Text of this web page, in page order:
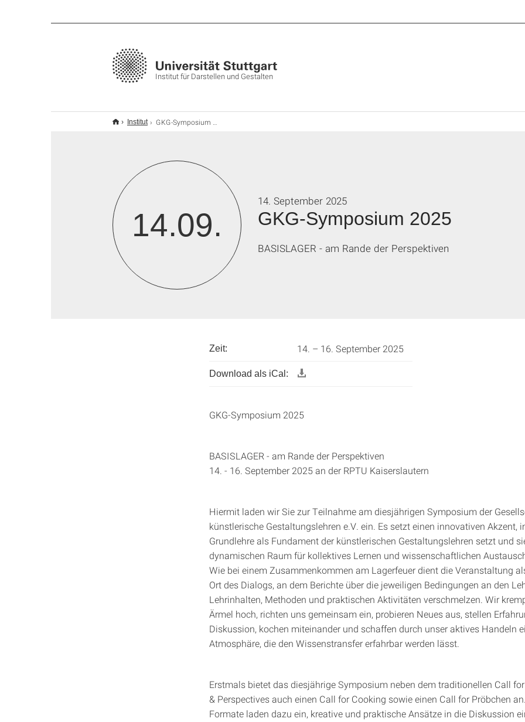
Institut für Darstellen und Gestalten
Institut GKG-Symposium 2025
14.09. GKG-Symposium 2025
14. September 2025
BASISLAGER - am Rande der Perspektiven
Zeit: 14. – 16. September 2025
Download als iCal:
GKG-Symposium 2025
BASISLAGER - am Rande der Perspektiven
14. - 16. September 2025 an der RPTU Kaiserslautern
Hiermit laden wir Sie zur Teilnahme am diesjährigen Symposium der
künstlerische Gestaltungslehren e.V. ein. Es setzt einen innovativen Akzent,
Grundlehre als Fundament der künstlerischen Gestaltungslehren setzt und
dynamischen Raum für kollektives Lernen und wissenschaftlichen
Wie bei einem Zusammenkommen am Lagerfeuer dient die Veranstaltung
Ort des Dialogs, an dem Berichte über die jeweiligen Bedingungen an den
Lehrinhalten, Methoden und praktischen Aktivitäten verschmelzen. Wir
Ärmel hoch, richten uns gemeinsam ein, probieren Neues aus, stellen
Diskussion, kochen miteinander und schaffen durch unser aktives Handeln
Atmosphäre, die den Wissenstransfer erfahrbar werden lässt.
Erstmals bietet das diesjährige Symposium neben dem traditionellen Call
& Perspectives auch einen Call for Cooking sowie einen Call for Pröbchen
Formate laden dazu ein, kreative und praktische Ansätze in die Diskussion